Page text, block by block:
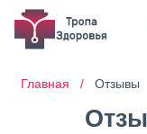
Главная / Отзывы